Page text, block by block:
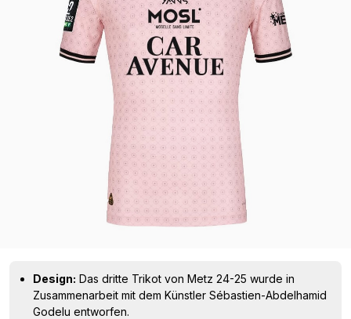
Design: Das dritte Trikot von Metz 24-25 wurde in
Zusammenarbeit mit dem Künstler Sébastien-Abdelhamid
Godelu entworfen.